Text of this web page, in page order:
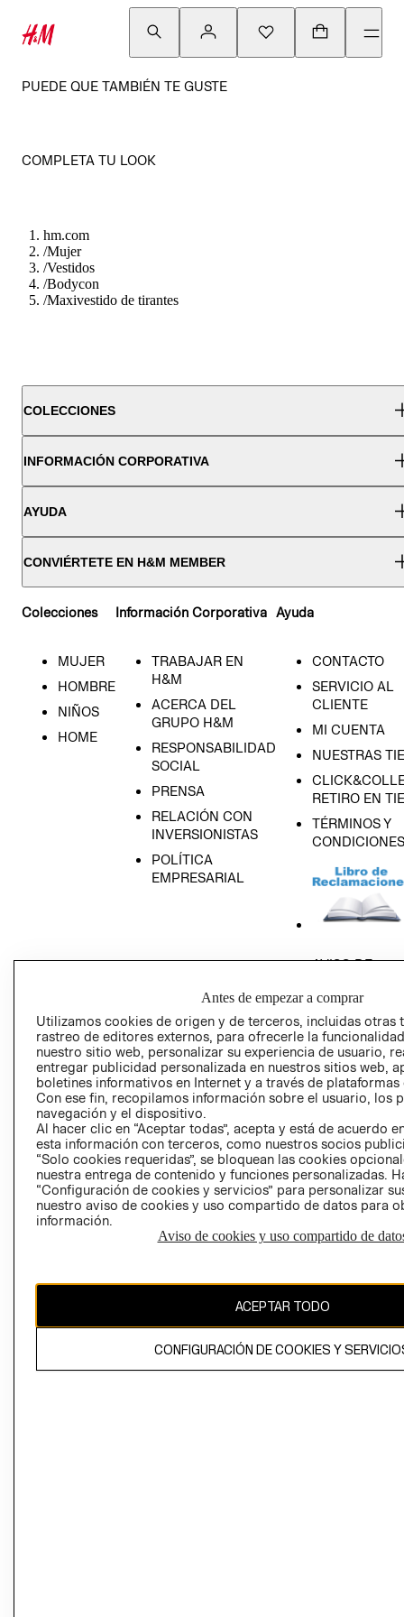
PUEDE QUE TAMBIÉN TE GUSTE
COMPLETA TU LOOK
hm.com
/Mujer
/Vestidos
/Bodycon
/Maxivestido de tirantes
COLECCIONES
INFORMACIÓN CORPORATIVA
AYUDA
CONVIÉRTETE EN H&M MEMBER
Colecciones
MUJER
HOMBRE
NIÑOS
HOME
Información Corporativa
TRABAJAR EN
H&M
ACERCA DEL
GRUPO H&M
RESPONSABILIDAD
SOCIAL
PRENSA
RELACIÓN CON
INVERSIONISTAS
POLÍTICA
EMPRESARIAL
Ayuda
CONTACTO
SERVICIO AL
CLIENTE
MI CUENTA
NUESTRAS
RETIRO EN
TÉRMINOS Y
CONDICIONES
AVISO DE
GIFT CARD
AVISO DE
Perú (S/)
CAMBIAR REGIÓN
propiedad de H&M Hennes & Mauritz AB
Antes de empezar a comprar
Utilizamos cookies de origen y de terceros, incluidas otras
rastreo de editores externos, para ofrecerle la
nuestro sitio web, personalizar su experiencia de usuario,
entregar publicidad personalizada en nuestros sitios web,
boletines informativos en Internet y a través de plataformas
Con ese fin, recopilamos información sobre el usuario, los
navegación y el dispositivo.
Al hacer clic en “Aceptar todas”, acepta y está de acuerdo
esta información con terceros, como nuestros socios
“Solo cookies requeridas”, se bloquean las cookies
nuestra entrega de contenido y funciones personalizadas.
“Configuración de cookies y servicios” para personalizar
nuestro aviso de cookies y uso compartido de datos para
información.
Aviso de cookies y uso compartido de
ACEPTAR TODO
CONFIGURACIÓN DE COOKIES Y